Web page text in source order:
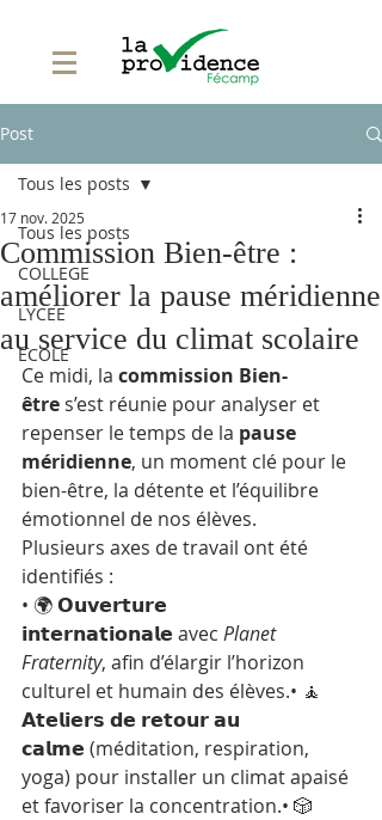
Post
Tous les posts
COLLEGE
LYCEE
ECOLE
Tous les posts
Commission Bien-être :
améliorer la pause méridienne
au service du climat scolaire
17 nov. 2025
Ce midi, la commission Bien-
être s’est réunie pour analyser et
repenser le temps de la pause
méridienne, un moment clé pour le
bien-être, la détente et l’équilibre
émotionnel de nos élèves.
Plusieurs axes de travail ont été
identifiés :
• 🌍 𝗢𝘂𝘃𝗲𝗿𝘁𝘂𝗿𝗲
𝗶𝗻𝘁𝗲𝗿𝗻𝗮𝘁𝗶𝗼𝗻𝗮𝗹𝗲 avec Planet
Fraternity, afin d’élargir l’horizon
culturel et humain des élèves.• 🧘
𝗔𝘁𝗲𝗹𝗶𝗲𝗿𝘀 𝗱𝗲 𝗿𝗲𝘁𝗼𝘂𝗿 𝗮𝘂
𝗰𝗮𝗹𝗺𝗲 (méditation, respiration,
yoga) pour installer un climat apaisé
et favoriser la concentration.• 🎲